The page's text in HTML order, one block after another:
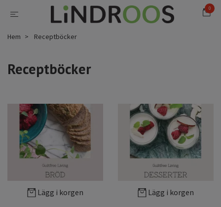
0
Hem Receptböcker
Receptböcker
Lägg i korgen Lägg i korgen